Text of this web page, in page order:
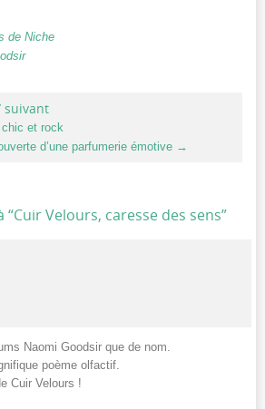
de Niche
suivant
chic et rock
d’une parfumerie émotive →
“Cuir Velours, caresse des sens”
Naomi Goodsir que de nom.
poème olfactif.
Cuir Velours !